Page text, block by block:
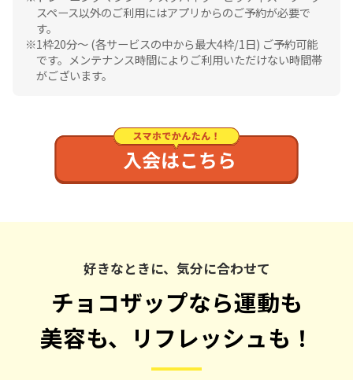
スペース以外のご利用にはアプリからのご予約が必要で
す。
1枠20分〜 (各サービスの中から最大4枠/1日) ご予約可能
です。メンテナンス時間によりご利用いただけない時間帯
がございます。
好きなときに、気分に合わせて
チョコザップなら運動も
美容も、リフレッシュも！